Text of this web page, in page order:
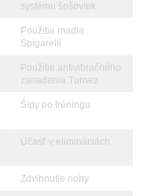
systému šošoviek
Použitie madla
Spigarelli
Použitie antivibračného
zariadenia Turnez
Šípy po tréningu
Účasť v elimináciách
Zdvihnutie nohy